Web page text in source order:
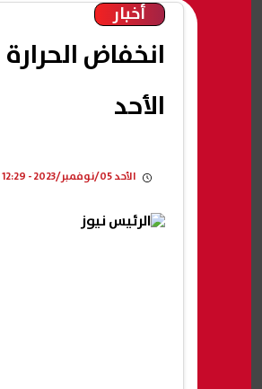
أخبار
انخفاض
الأحد
الأحد 05/نوفمبر/2023 - 12:29 ص